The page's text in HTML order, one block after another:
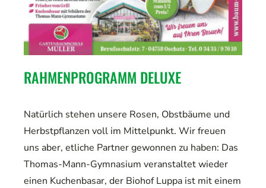
RAHMENPROGRAMM DELUXE
Natürlich stehen unsere Rosen, Obstbäume und
Herbstpflanzen voll im Mittelpunkt. Wir freuen
uns aber, etliche Partner gewonnen zu haben: Das
Thomas-Mann-Gymnasium veranstaltet wieder
einen Kuchenbasar, der Biohof Luppa ist mit einem